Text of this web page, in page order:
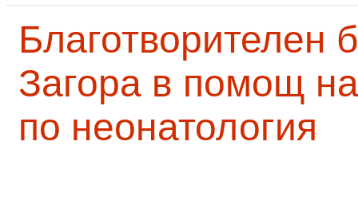
Благотворителен
Загора в помощ
по неонатология